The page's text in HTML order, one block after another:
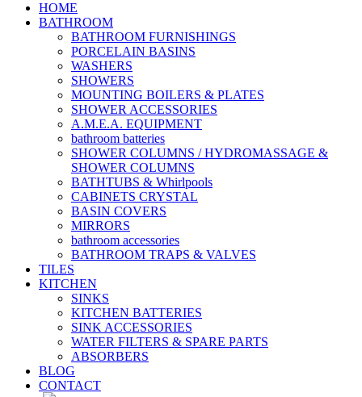
HOME
BATHROOM
BATHROOM FURNISHINGS
PORCELAIN BASINS
WASHERS
SHOWERS
MOUNTING BOILERS & PLATES
SHOWER ACCESSORIES
A.M.E.A. EQUIPMENT
bathroom batteries
SHOWER COLUMNS / HYDROMASSAGE &
SHOWER COLUMNS
BATHTUBS & Whirlpools
CABINETS CRYSTAL
BASIN COVERS
MIRRORS
bathroom accessories
BATHROOM TRAPS & VALVES
TILES
KITCHEN
SINKS
KITCHEN BATTERIES
SINK ACCESSORIES
WATER FILTERS & SPARE PARTS
ABSORBERS
BLOG
CONTACT